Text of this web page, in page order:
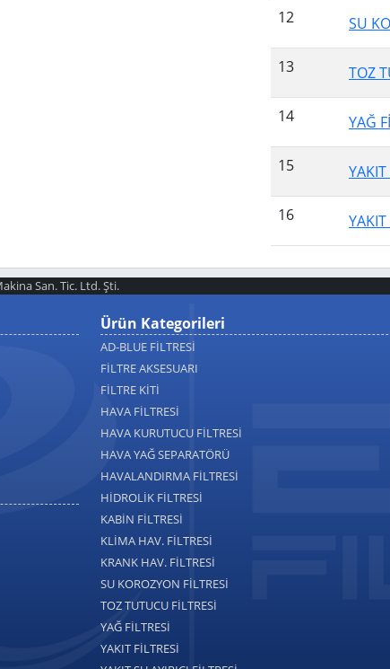
12 SU
13 TOZ
14 YAĞ
15 YAKIT
16 YAKIT
San. Tic. Ltd. Şti.
Ürün Kategorileri
AD-BLUE FİLTRESİ
FİLTRE AKSESUARI
FİLTRE KİTİ
HAVA FİLTRESİ
HAVA KURUTUCU FİLTRESİ
HAVA YAĞ SEPARATÖRÜ
HAVALANDIRMA FİLTRESİ
HİDROLİK FİLTRESİ
KABİN FİLTRESİ
KLİMA HAV. FİLTRESİ
KRANK HAV. FİLTRESİ
SU KOROZYON FİLTRESİ
TOZ TUTUCU FİLTRESİ
YAĞ FİLTRESİ
YAKIT FİLTRESİ